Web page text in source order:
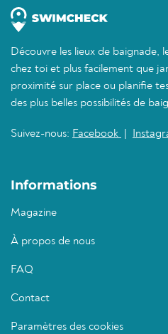
Découvre les lieux de baignade,
chez toi et plus facilement que
proximité sur place ou planifie
des plus belles possibilités de
Suivez-nous: Facebook
Informations
Magazine
À propos de nous
FAQ
Contact
Paramètres des cookies